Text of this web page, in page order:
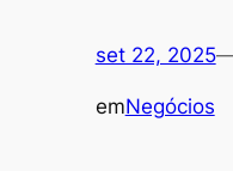
set 22, 2025
emNegócios